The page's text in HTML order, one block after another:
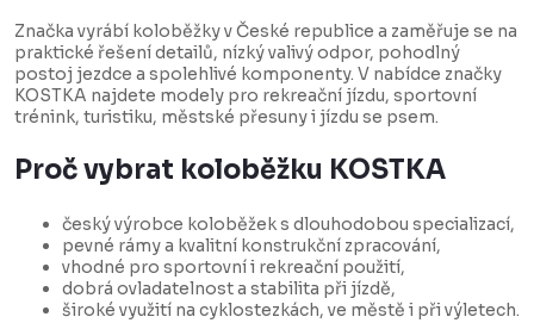
Značka vyrábí koloběžky v České republice a zaměřuje se na
praktické řešení detailů, nízký valivý odpor, pohodlný
postoj jezdce a spolehlivé komponenty. V nabídce značky
KOSTKA najdete modely pro rekreační jízdu, sportovní
trénink, turistiku, městské přesuny i jízdu se psem.
Proč vybrat koloběžku KOSTKA
český výrobce koloběžek s dlouhodobou specializací,
pevné rámy a kvalitní konstrukční zpracování,
vhodné pro sportovní i rekreační použití,
dobrá ovladatelnost a stabilita při jízdě,
široké využití na cyklostezkách, ve městě i při výletech.